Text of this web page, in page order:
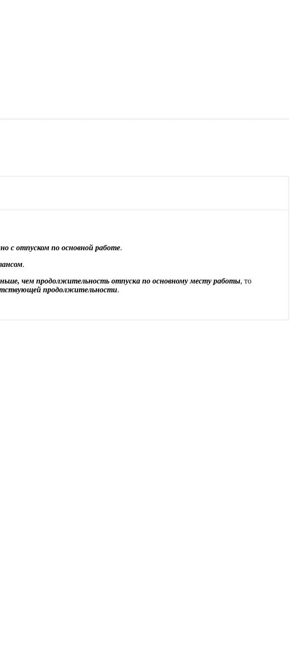
с отпуском по основной работе.
.
чем продолжительность отпуска по основному месту работы, то
продолжительности.